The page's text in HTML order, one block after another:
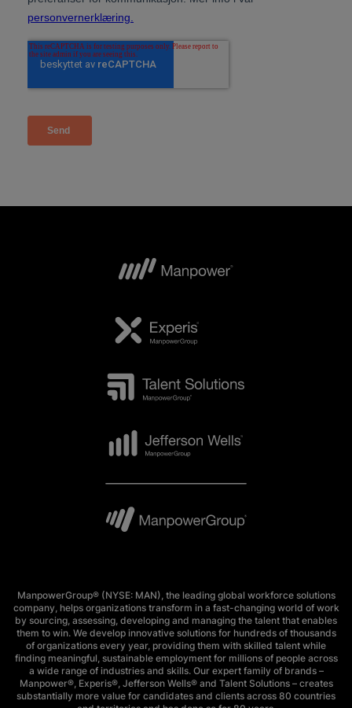
ManpowerGroup® (NYSE: MAN), the leading global workforce solutions
company, helps organizations transform in a fast-changing world of work
by sourcing, assessing, developing and managing the talent that enables
them to win. We develop innovative solutions for hundreds of thousands
of organizations every year, providing them with skilled talent while
finding meaningful, sustainable employment for millions of people across
a wide range of industries and skills. Our expert family of brands –
Manpower®, Experis®, Jefferson Wells® and Talent Solutions – creates
substantially more value for candidates and clients across 80 countries